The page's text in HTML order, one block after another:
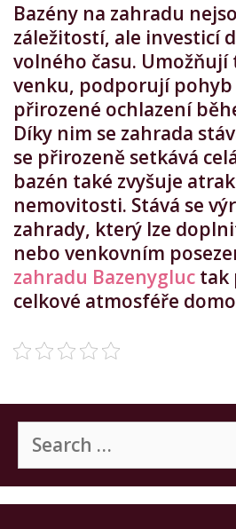
Bazény na zahradu
záležitostí, ale investicí
volného času. Umožňují
venku, podporují
přirozené ochlazení
Díky nim se zahrada
se přirozeně setkává
bazén také zvyšuje
nemovitosti. Stává se
zahrady, který lze
nebo venkovním
zahradu Bazenygluc tak
celkové atmosféře
for: